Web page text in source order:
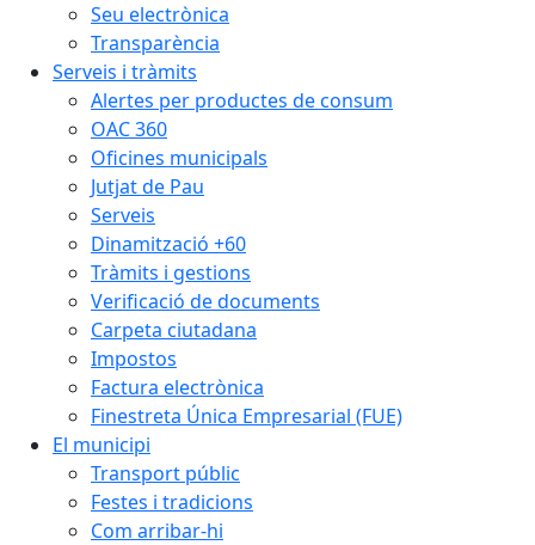
Seu electrònica
Transparència
Serveis i tràmits
Alertes per productes de consum
OAC 360
Oficines municipals
Jutjat de Pau
Serveis
Dinamització +60
Tràmits i gestions
Verificació de documents
Carpeta ciutadana
Impostos
Factura electrònica
Finestreta Única Empresarial (FUE)
El municipi
Transport públic
Festes i tradicions
Com arribar-hi